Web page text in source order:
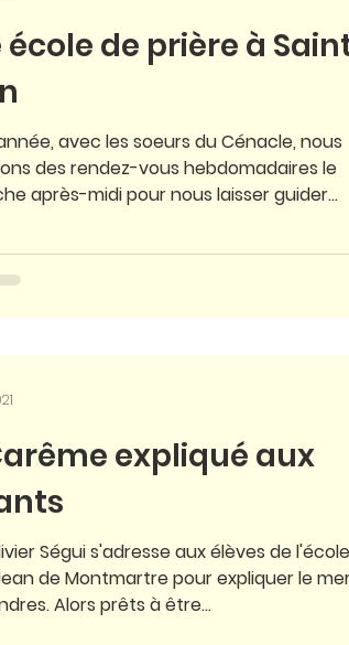
école de prière à
avec les soeurs du Cénacle, nous
des rendez-vous hebdomadaires le
après-midi pour nous laisser guider...
expliqué aux
Ségui s'adresse aux élèves de l'école
de Montmartre pour expliquer le
Alors prêts à être...